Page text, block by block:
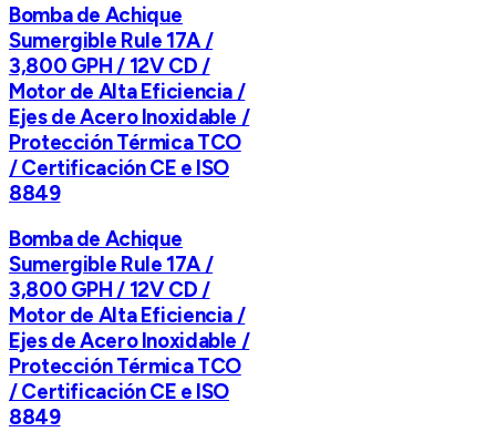
Bomba de Achique
Sumergible Rule 17A /
3,800 GPH / 12V CD /
Motor de Alta Eficiencia /
Ejes de Acero Inoxidable /
Protección Térmica TCO
/ Certificación CE e ISO
8849
Bomba de Achique
Sumergible Rule 17A /
3,800 GPH / 12V CD /
Motor de Alta Eficiencia /
Ejes de Acero Inoxidable /
Protección Térmica TCO
/ Certificación CE e ISO
8849